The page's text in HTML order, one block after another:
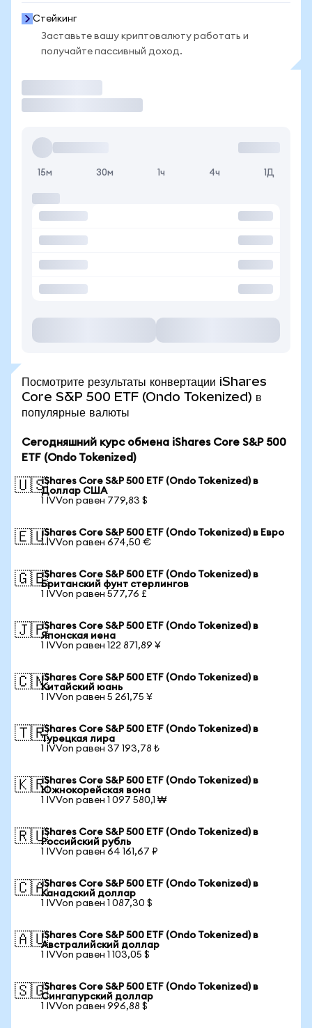
Стейкинг
Заставьте вашу криптовалюту работать и
получайте пассивный доход.
15м 30м 1ч 4ч 1Д
Посмотрите результаты конвертации iShares
Core S&P 500 ETF (Ondo Tokenized) в
популярные валюты
Сегодняшний курс обмена iShares Core S&P 500
ETF (Ondo Tokenized)
🇺🇸iShares Core S&P 500 ETF (Ondo Tokenized) в
Доллар США
1 IVVon равен 779,83 $
🇪🇺iShares Core S&P 500 ETF (Ondo Tokenized) в Евро
1 IVVon равен 674,50 €
🇬🇧iShares Core S&P 500 ETF (Ondo Tokenized) в
Британский фунт стерлингов
1 IVVon равен 577,76 £
🇯🇵iShares Core S&P 500 ETF (Ondo Tokenized) в
Японская иена
1 IVVon равен 122 871,89 ¥
🇨🇳iShares Core S&P 500 ETF (Ondo Tokenized) в
Китайский юань
1 IVVon равен 5 261,75 ¥
🇹🇷iShares Core S&P 500 ETF (Ondo Tokenized) в
Турецкая лира
1 IVVon равен 37 193,78 ₺
🇰🇷iShares Core S&P 500 ETF (Ondo Tokenized) в
Южнокорейская вона
1 IVVon равен 1 097 580,1 ₩
🇷🇺iShares Core S&P 500 ETF (Ondo Tokenized) в
Российский рубль
1 IVVon равен 64 161,67 ₽
🇨🇦iShares Core S&P 500 ETF (Ondo Tokenized) в
Канадский доллар
1 IVVon равен 1 087,30 $
🇦🇺iShares Core S&P 500 ETF (Ondo Tokenized) в
Австралийский доллар
1 IVVon равен 1 103,05 $
🇸🇬iShares Core S&P 500 ETF (Ondo Tokenized) в
Сингапурский доллар
1 IVVon равен 996,88 $